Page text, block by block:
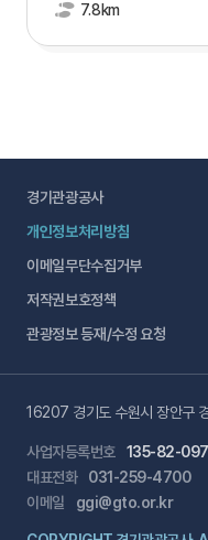
7.8km
경기관광공사
개인정보처리방침
이메일무단수집거부
저작권보호정책
관광정보 등재/수정 요청
16207 경기도 수원시 장안구
사업자등록번호
135-82-
대표전화
031-259-4700
이메일
ggi@gto.or.kr